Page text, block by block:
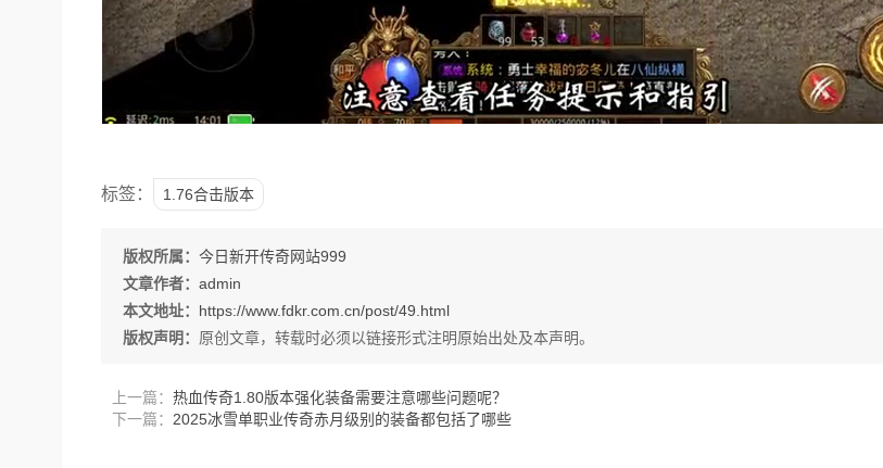
标签： 1.76合击版本
版权所属： 今日新开传奇网站999
文章作者： admin
本文地址： https://www.fdkr.com.cn/post/49.html
版权声明： 原创文章，转载时必须以链接形式注明原始出处及本声明。
上一篇： 热血传奇1.80版本强化装备需要注意哪些问题呢？
下一篇： 2025冰雪单职业传奇赤月级别的装备都包括了哪些